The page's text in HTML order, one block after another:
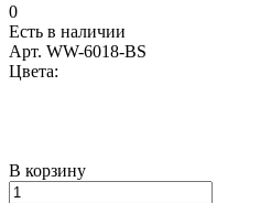
0
Есть в наличии
Арт. WW-6018-BS
Цвета:
В корзину